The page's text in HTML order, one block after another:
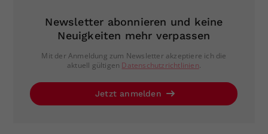
Newsletter abonnieren und keine
Neuigkeiten mehr verpassen
Mit der Anmeldung zum Newsletter akzeptiere ich die
aktuell gültigen Datenschutzrichtlinien.
Jetzt anmelden